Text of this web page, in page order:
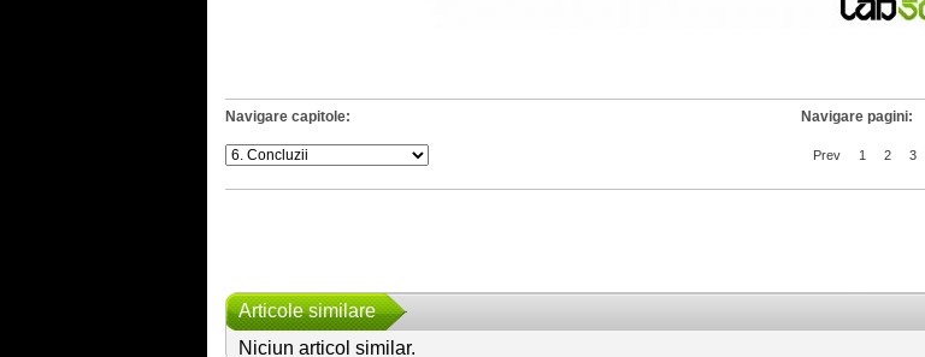
Navigare capitole: Navigare pagini:
Prev 1 2 3
Articole similare
Niciun articol similar.